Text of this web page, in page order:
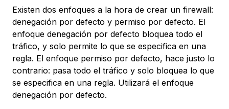
Existen dos enfoques a la hora de crear un firewall:
denegación por defecto y permiso por defecto. El
enfoque denegación por defecto bloquea todo el
tráfico, y solo permite lo que se especifica en una
regla. El enfoque permiso por defecto, hace justo lo
contrario: pasa todo el tráfico y solo bloquea lo que
se especifica en una regla. Utilizará el enfoque
denegación por defecto.